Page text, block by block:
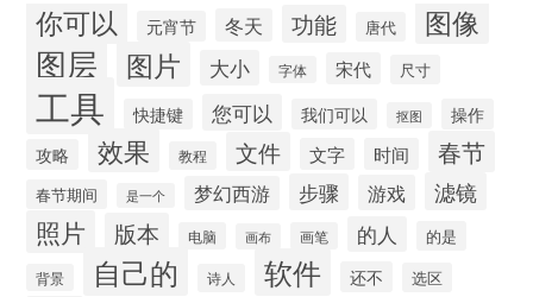
你可以 元宵节 冬天 功能 唐代 图像
图层 图片 大小 字体 宋代 尺寸
工具 快捷键 您可以 我们可以 抠图
操作
攻略
效果 教程 文件 文字 时间 春节
春节期间 是一个 梦幻西游 步骤 游戏 滤镜
照片 版本 电脑 画布 画笔 的人 的是
背景 自己的 诗人 软件 还不 选区